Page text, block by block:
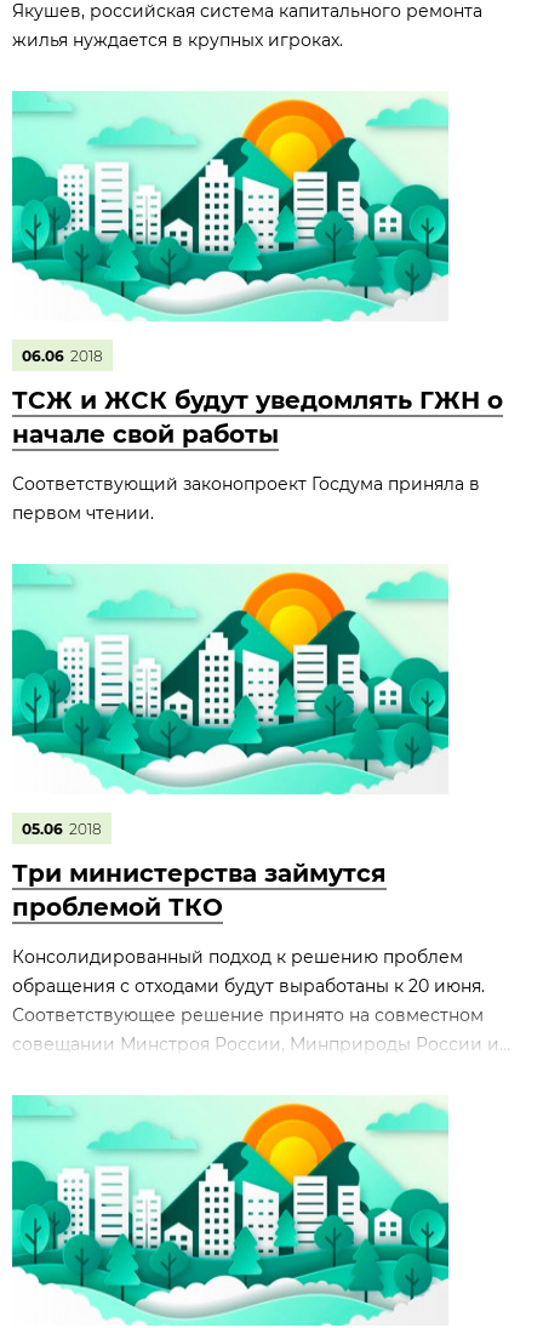
Якушев, российская система капитального ремонта
жилья нуждается в крупных игроках.
06.06 2018
ТСЖ и ЖСК будут уведомлять ГЖН о
начале свой работы
Соответствующий законопроект Госдума приняла в
первом чтении.
05.06 2018
Три министерства займутся
проблемой ТКО
Консолидированный подход к решению проблем
обращения с отходами будут выработаны к 20 июня.
Соответствующее решение принято на совместном
совещании Минстроя России, Минприроды России и...